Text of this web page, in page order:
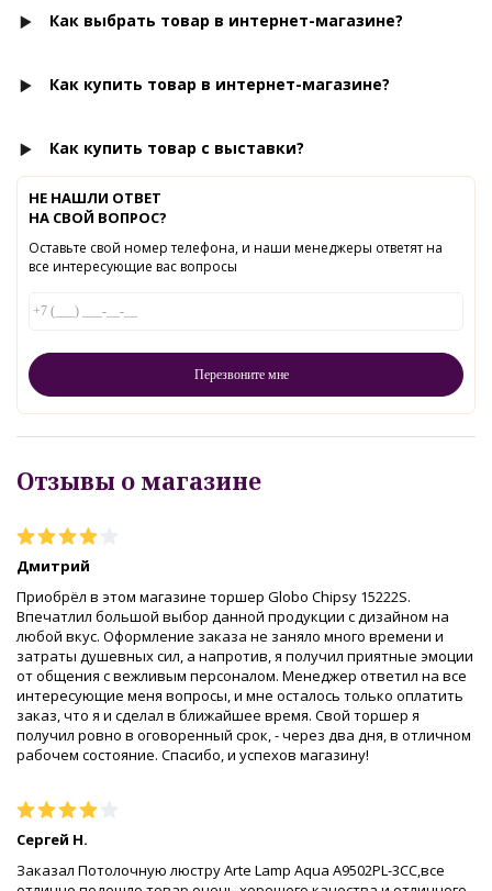
Как выбрать товар в интернет-магазине?
Как купить товар в интернет-магазине?
Как купить товар с выставки?
НЕ НАШЛИ ОТВЕТ
НА СВОЙ ВОПРОС?
Оставьте свой номер телефона, и наши менеджеры ответят на
все интересующие вас вопросы
Отзывы о магазине
Дмитрий
Приобрёл в этом магазине торшер Globo Chipsy 15222S.
Впечатлил большой выбор данной продукции с дизайном на
любой вкус. Оформление заказа не заняло много времени и
затраты душевных сил, а напротив, я получил приятные эмоции
от общения с вежливым персоналом. Менеджер ответил на все
интересующие меня вопросы, и мне осталось только оплатить
заказ, что я и сделал в ближайшее время. Свой торшер я
получил ровно в оговоренный срок, - через два дня, в отличном
рабочем состояние. Спасибо, и успехов магазину!
Сергей Н.
Заказал Потолочную люстру Arte Lamp Aqua A9502PL-3CC,все